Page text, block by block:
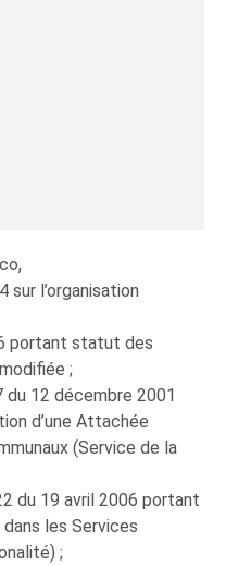
sur l’organisation
portant statut des
;
du 12 décembre 2001
d’une Attachée
(Service de la
du 19 avril 2006 portant
dans les Services
;